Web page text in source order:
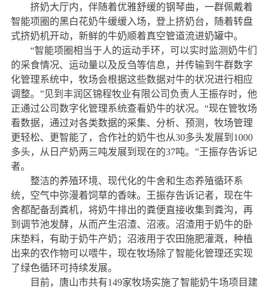
挤奶大厅内，伴随着优雅舒缓的钢琴曲，一群佩戴着
智能项圈的黑白花奶牛缓缓入场，登上挤奶台，随着转盘
式挤奶机开动，新鲜的牛奶顺着真空管道流进奶罐中。
“智能项圈相当于人的运动手环，可以实时监测奶牛们
的采食情况、运动量以及反刍等信息，并传输到牛群数字
化管理系统中，牧场会根据这些数据对牛的状况进行相应
调整。”见到丰润区锦程牧业有限公司负责人王振存时，他
正通过公司数字化管理系统查看奶牛的状况。“现在管牧场
看数据，通过对各类数据的采集、分析、预测，牧场管理
更轻松、更智能了，合作社的奶牛也从30多头发展到1000
多头，从日产奶两三吨发展到现在的37吨。”王振存告诉记
者。
整洁的养殖环境、现代化的牛舍和生态养殖循环系
统，空气中弥漫着饲草的香味。王振存告诉记者，现在牛
舍都配备刮粪机，将奶牛排出的粪便直接收集到粪沟，再
到调节池发酵，从而产生沼渣、沼液。沼渣用于奶牛的卧
床垫料，有助于奶牛产奶；沼液用于农田施肥灌溉，种植
出来的农作物可以喂牛，现在牧场除了智能化管理还实现
了绿色循环可持续发展。
目前，唐山市共有149家牧场实施了智能奶牛场项目建